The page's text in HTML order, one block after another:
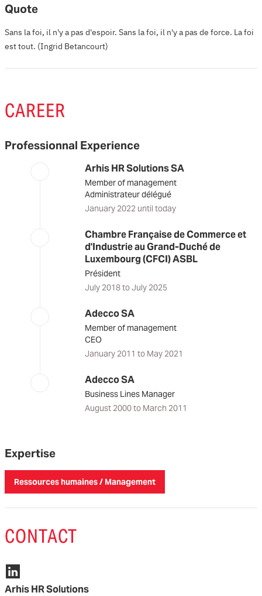
Quote
Sans la foi, il n'y a pas d'espoir. Sans la foi, il n'y a pas de force. La foi
est tout. (Ingrid Betancourt)
CAREER
Professionnal Experience
Arhis HR Solutions SA
Member of management
Administrateur délégué
January 2022 until today
Chambre Française de Commerce et
d'Industrie au Grand-Duché de
Luxembourg (CFCI) ASBL
Président
July 2018 to July 2025
Adecco SA
Member of management
CEO
January 2011 to May 2021
Adecco SA
Business Lines Manager
August 2000 to March 2011
Expertise
Ressources humaines / Management
CONTACT
Arhis HR Solutions